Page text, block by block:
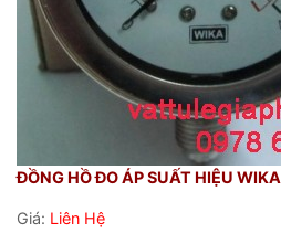
ĐỒNG HỒ ĐO ÁP SUẤT HIỆU WIKA
Giá: Liên Hệ